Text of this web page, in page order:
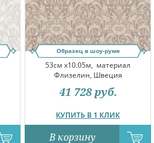
Образец в шоу-руме
53см x10.05м, материал
Флизелин, Швеция
КУПИТЬ В 1 КЛИК
41 728 руб.
В корзину